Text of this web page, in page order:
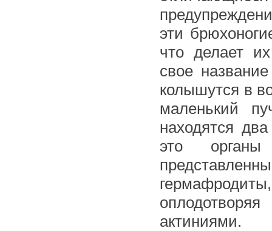
эти
что делает
свое
колышутся в
маленький
находятся
это органы
актиниями.